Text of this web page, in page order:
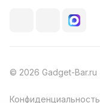
© 2026 Gadget-Bar.ru
Конфиденциальность